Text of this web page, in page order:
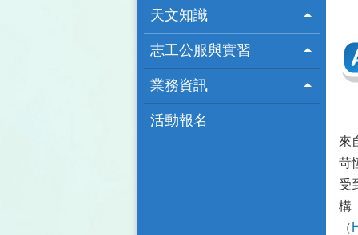
天文知識
志工公服與實習
業務資訊
活動報名
來
苛
受
構
（